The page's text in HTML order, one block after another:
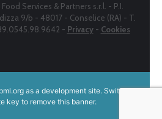
Services & Partners s.r.l. - P.I.
9/b - 48017 - Conselice (RA) - T.
- Privacy- Cookies
as a development site. Switch to a
key to remove this banner.